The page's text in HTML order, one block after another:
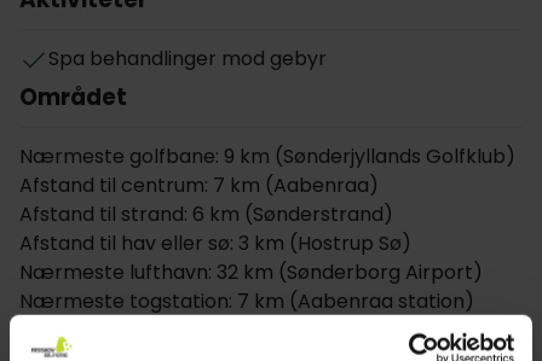
køkken. Uanset om man nyder et gourmetmåltid
mindeværdigt.
Dette fokus på lokal, bæredygtig gastronomi
suppleres smukt af kroens fredfyldte omgivelser.
Landskabet ligger i en privat park med en lille sø og
inviterer gæsterne til at komme i kontakt med
naturen. Uanset om du ønsker at slappe af med dine
kære eller mødes med nye bekendtskaber i kroens
varme og livlige atmosfære, tilbyder Christie's en
indbydende oplevelse, der får alle til at føle sig
hjemme.
Spa behandlinger mod gebyr
Området
Nærmeste golfbane: 9 km (Sønderjyllands Golfklub)
Afstand til centrum: 7 km (Aabenraa)
Afstand til strand: 6 km (Sønderstrand)
Afstand til hav eller sø: 3 km (Hostrup Sø)
Nærmeste lufthavn: 32 km (Sønderborg Airport)
Nærmeste togstation: 7 km (Aabenraa station)
Andet